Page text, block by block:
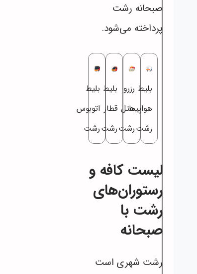
صبحانه رشت
پرداخته می‌شود.
بلیط
هواپیما
رشت
رزرو
هتل
رشت
بلیط
قطار
رشت
بلیط
اتوبوس
رشت
لیست کافه و
رستوران‌های
رشت با
صبحانه
رشت شهری است